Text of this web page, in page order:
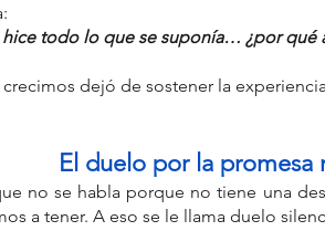
hice todo lo que se suponía… ¿por qué
dejó de sostener la
El duelo por la promesa
no se habla porque no tiene una
a tener. A eso se le llama duelo